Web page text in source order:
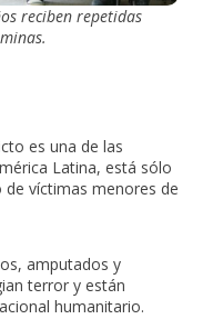
reciben repetidas
es una de las
Latina, está sólo
víctimas menores de
amputados y
terror y están
humanitario.